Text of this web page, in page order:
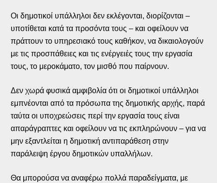
Οι δημοτικοί υπάλληλοι δεν εκλέγονται, διορίζονται –
υποτίθεται κατά τα προσόντα τους – και οφείλουν να
πράττουν το υπηρεσιακό τους καθήκον, να δικαιολογούν
με τις προσπάθειες και τις ενέργειές τους την εργασία
τους, το μεροκάματο, τον μισθό που παίρνουν.
Δεν χωρά φυσικά αμφιβολία ότι οι δημοτικοί υπάλληλοι
εμπνέονται από τα πρόσωπα της δημοτικής αρχής, παρά
ταύτα οι υποχρεώσεις περί την εργασία τους είναι
απαράγραπτες και οφείλουν να τις εκπληρώνουν – για να
μην εξαντλείται η δημοτική αντιπαράθεση στην
παράλειψη έργου δημοτικών υπαλλήλων.
Θα μπορούσα να αναφέρω πολλά παραδείγματα, με